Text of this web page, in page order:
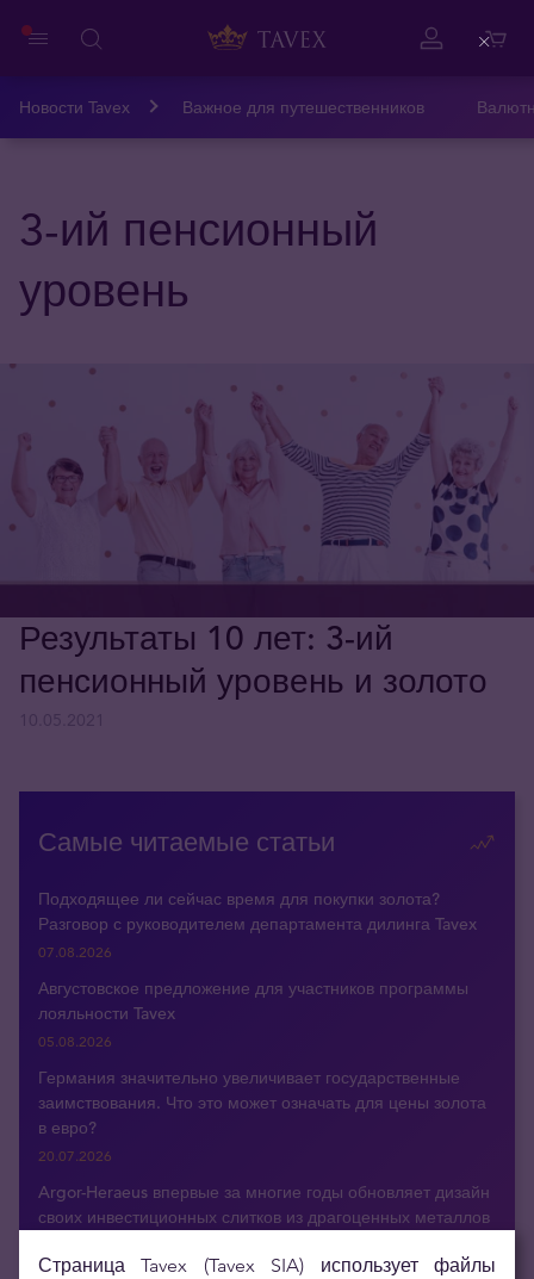
Новости Tavex Важное для путешественников
3-ий пенсионный
уровень
Результаты 10 лет: 3-ий
пенсионный уровень и золото
Самые читаемые статьи
Подходящее ли сейчас время для покупки золота?
Разговор с руководителем департамента дилинга Tavex
07.08.2026
Августовское предложение для участников программы
лояльности Tavex
05.08.2026
Германия значительно увеличивает государственные
заимствования. Что это может означать для цены золота
в евро?
20.07.2026
Argor-Heraeus впервые за многие годы обновляет дизайн
своих инвестиционных слитков из драгоценных металлов
Страница Tavex (Tavex SIA) использует файлы
Close